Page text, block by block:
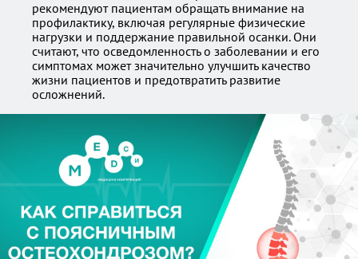
рекомендуют пациентам обращать внимание на
профилактику, включая регулярные физические
нагрузки и поддержание правильной осанки. Они
считают, что осведомленность о заболевании и его
симптомах может значительно улучшить качество
жизни пациентов и предотвратить развитие
осложнений.